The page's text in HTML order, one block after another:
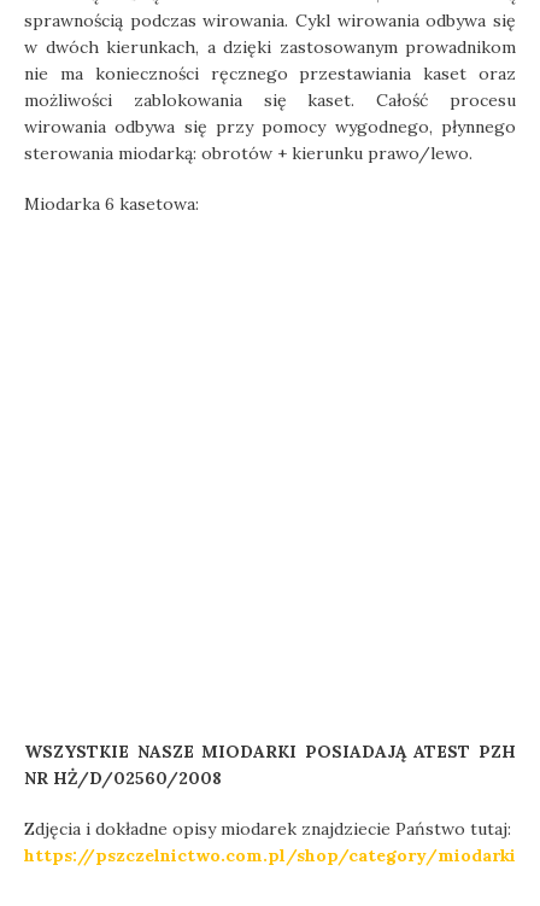
sprawnością podczas wirowania. Cykl wirowania odbywa się
w dwóch kierunkach, a dzięki zastosowanym prowadnikom
nie ma konieczności ręcznego przestawiania kaset oraz
możliwości zablokowania się kaset. Całość procesu
wirowania odbywa się przy pomocy wygodnego, płynnego
sterowania miodarką: obrotów + kierunku prawo/lewo.
Miodarka 6 kasetowa:
WSZYSTKIE NASZE MIODARKI POSIADAJĄ ATEST PZH
NR HŻ/D/02560/2008
Zdjęcia i dokładne opisy miodarek znajdziecie Państwo tutaj:
https://pszczelnictwo.com.pl/shop/category/miodarki